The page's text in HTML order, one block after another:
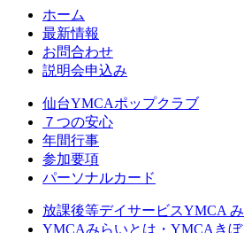
ホーム
最新情報
お問合わせ
説明会申込み
仙台YMCAポップクラブ
７つの安心
年間行事
参加要項
パーソナルカード
放課後等デイサービスYMCA
YMCAみらいとは・YMCAきぼ